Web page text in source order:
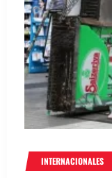
INTERNACIONALES